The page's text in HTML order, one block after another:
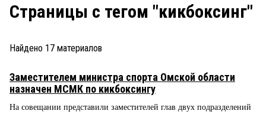
ЗАКОН
НОВОСТИ КОМПАНИЙ
Рейтинги
Страницы c тегом "кикбоксинг"
Найдено 17 материалов
Заместителем министра спорта Омской области
назначен МСМК по кикбоксингу
На совещании представили заместителей глав двух подразделений